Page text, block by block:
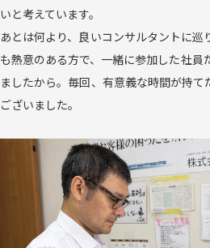
いと考えています。
あとは何より、良いコンサルタントに巡
も熱意のある方で、一緒に参加した社員
ましたから。毎回、有意義な時間が持て
ございました。